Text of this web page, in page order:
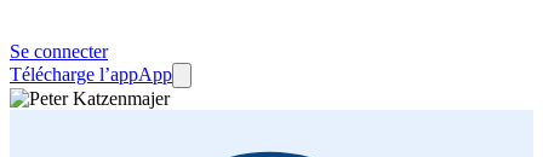
Se connecter
Télécharge l’appApp